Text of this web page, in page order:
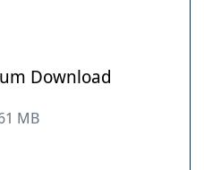
Download
MB